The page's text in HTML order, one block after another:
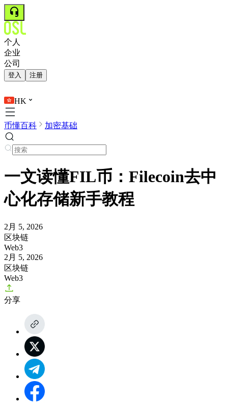
个人
企业
公司
登入 注册
HK
币懂百科 加密基础
一文读懂FIL币：Filecoin去中
心化存储新手教程
2月 5, 2026
区块链
Web3
2月 5, 2026
区块链
Web3
分享